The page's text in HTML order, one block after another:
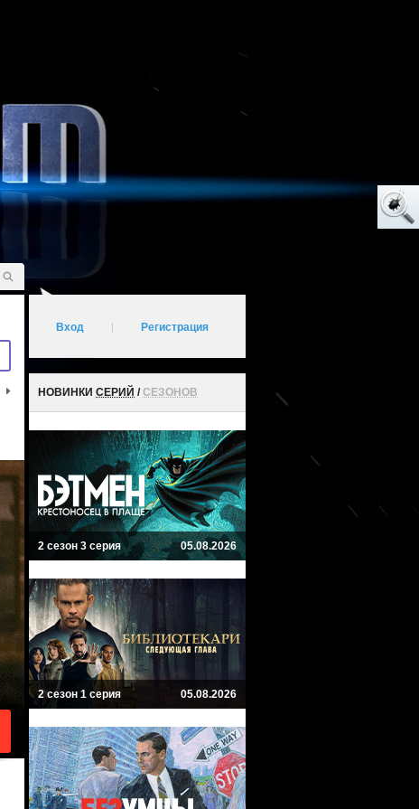
Вход Регистрация
НОВИНКИ СЕРИЙ /СЕЗОНОВ
2 сезон 3 серия 05.08.2026
2 сезон 1 серия 05.08.2026